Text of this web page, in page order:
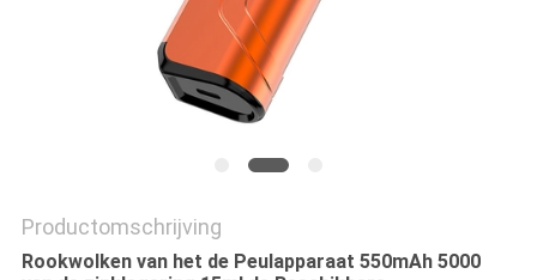
Productomschrijving
Rookwolken van het de Peulapparaat 550mAh 5000